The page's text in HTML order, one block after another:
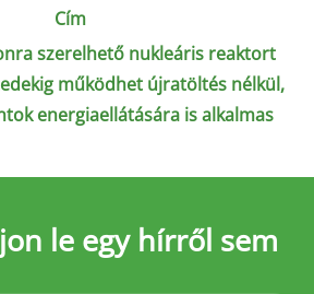
Cím
szerelhető nukleáris reaktort
működhet újratöltés nélkül,
energiaellátására is alkalmas
le egy hírről sem